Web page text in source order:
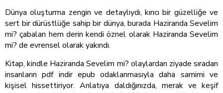
Dünya oluşturma zengin ve detaylıydı, kırıcı bir güzelliğe ve
sert bir dürüstlüğe sahip bir dünya, burada Haziranda Sevelim
mi? çabaları hem derin kendi öznel olarak Haziranda Sevelim
mi? de evrensel olarak yakındı.
Kitap, kindle Haziranda Sevelim mi? olaylardan ziyade sıradan
insanların pdf indir epub odaklanmasıyla daha samimi ve
kişisel hissettiriyor. Anlatıya daldığınızda, merak ve keşif